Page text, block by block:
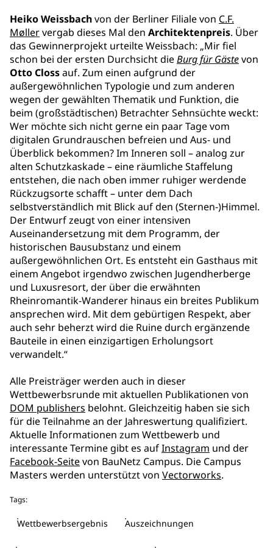
Heiko Weissbachvon der Berliner Filiale von C.F.
Møllervergab dieses Mal den Architektenpreis. Über
das Gewinnerprojekt urteilte Weissbach: „Mir fiel
schon bei der ersten Durchsicht dieBurg für Gästevon
Otto Clossauf. Zum einen aufgrund der
außergewöhnlichen Typologie und zum anderen
wegen der gewählten Thematik und Funktion, die
beim (großstädtischen) Betrachter Sehnsüchte weckt:
Wer möchte sich nicht gerne ein paar Tage vom
digitalen Grundrauschen befreien und Aus- und
Überblick bekommen? Im Inneren soll – analog zur
alten Schutzkaskade – eine räumliche Staffelung
entstehen, die nach oben immer ruhiger werdende
Rückzugsorte schafft – unter dem Dach
selbstverständlich mit Blick auf den (Sternen-)Himmel.
Der Entwurf zeugt von einer intensiven
Auseinandersetzung mit dem Programm, der
historischen Bausubstanz und einem
außergewöhnlichen Ort. Es entsteht ein Gasthaus mit
einem Angebot irgendwo zwischen Jugendherberge
und Luxusresort, der über die erwähnten
Rheinromantik-Wanderer hinaus ein breites Publikum
ansprechen wird. Mit dem gebürtigen Respekt, aber
auch sehr beherzt wird die Ruine durch ergänzende
Bauteile in einen einzigartigen Erholungsort
verwandelt.“
Alle Preisträger werden auch in dieser
Wettbewerbsrunde mit aktuellen Publikationen von
DOM publishers belohnt. Gleichzeitig haben sie sich
für die Teilnahme an der Jahreswertung qualifiziert.
Aktuelle Informationen zum Wettbewerb und
interessante Termine gibt es aufInstagram und der
Facebook-Seitevon BauNetz Campus. Die Campus
Masters werden unterstützt von Vectorworks.
Tags:
Wettbewerbsergebnis Auszeichnungen